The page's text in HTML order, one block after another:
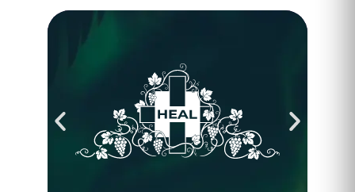
HEAL
Hospital Espírita André Luiz
Conheça